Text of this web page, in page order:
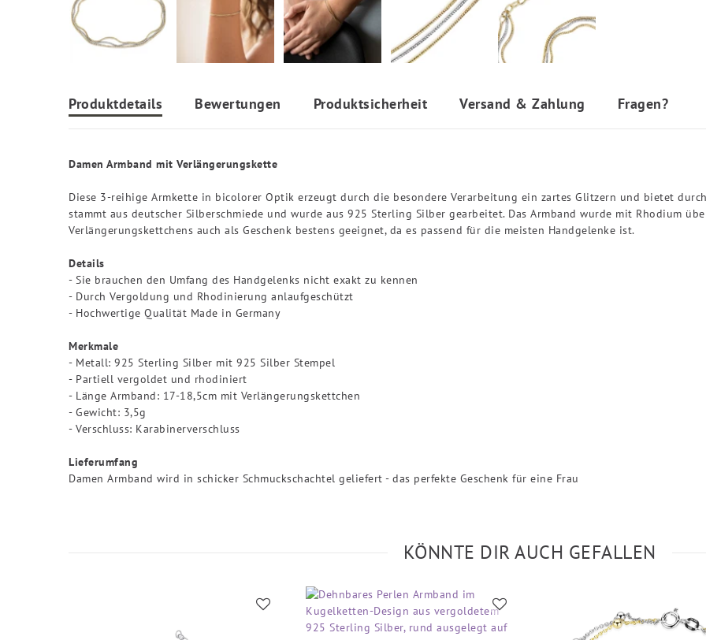
Produktdetails Bewertungen Produktsicherheit Versand & Zahlung Fragen?
Damen Armband mit Verlängerungskette
Diese 3-reihige Armkette in bicolorer Optik erzeugt durch die besondere Verarbeitung ein zartes Glitzern und bietet
stammt aus deutscher Silberschmiede und wurde aus 925 Sterling Silber gearbeitet. Das Armband wurde mit Rhodium
Verlängerungskettchens auch als Geschenk bestens geeignet, da es passend für die meisten Handgelenke ist.
Details
- Sie brauchen den Umfang des Handgelenks nicht exakt zu kennen
- Durch Vergoldung und Rhodinierung anlaufgeschützt
- Hochwertige Qualität Made in Germany
Merkmale
- Metall: 925 Sterling Silber mit 925 Silber Stempel
- Partiell vergoldet und rhodiniert
- Länge Armband: 17-18,5cm mit Verlängerungskettchen
- Gewicht: 3,5g
- Verschluss: Karabinerverschluss
Lieferumfang
Damen Armband wird in schicker Schmuckschachtel geliefert - das perfekte Geschenk für eine Frau
KÖNNTE DIR AUCH GEFALLEN